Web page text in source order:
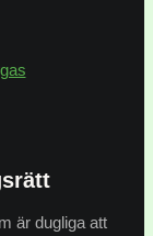
är dugliga att